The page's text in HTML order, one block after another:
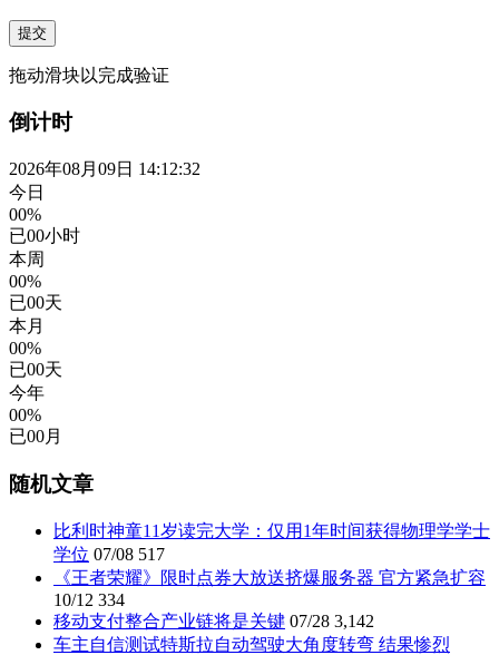
提交
拖动滑块以完成验证
倒计时
2026年08月09日 14:12:32
今日
00%
已00小时
本周
00%
已00天
本月
00%
已00天
今年
00%
已00月
随机文章
比利时神童11岁读完大学：仅用1年时间获得物理学学士
学位 07/08 517
《王者荣耀》限时点券大放送挤爆服务器 官方紧急扩容
10/12 334
移动支付整合产业链将是关键 07/28 3,142
车主自信测试特斯拉自动驾驶大角度转弯 结果惨烈